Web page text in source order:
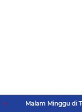
Minggu di Tengah